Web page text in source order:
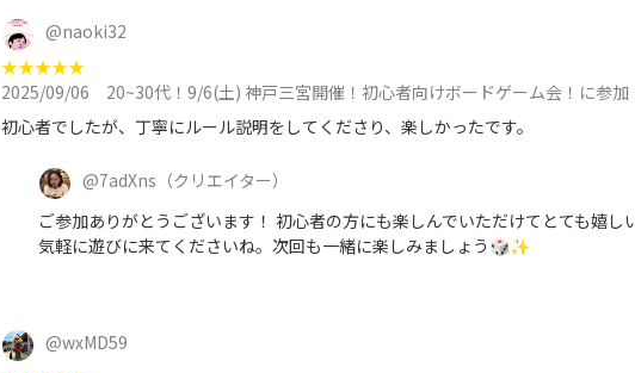
@naoki32
★★★★★
2025/09/06
20~30代！9/6(土) 神戸三宮開催！初心者向けボードゲーム会！に参加
初心者でしたが、丁寧にルール説明をしてくださり、楽しかったです。
@7adXns （クリエイター）
ご参加ありがとうございます！ 初心者の方にも楽しんでいただけてとても嬉し
気軽に遊びに来てくださいね。次回も一緒に楽しみましょう🎲✨
@wxMD59